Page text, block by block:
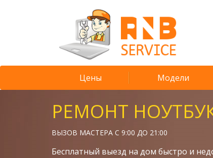
Цены Модели
РЕМОНТ
ВЫЗОВ МАСТЕРА С 9:00 ДО 21:00
Бесплатный выезд на дом быстро и